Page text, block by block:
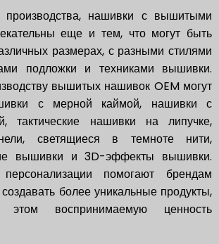
нашивки с вышитыми
еще и тем, что могут быть
размерах, с разными стилями
подложки и техниками вышивки.
вышитых нашивок OEM могут
с мерной каймой, нашивки с
тактические нашивки на липучке,
светящиеся в темноте нити,
вышивки и 3D-эффекты вышивки.
помогают брендам
более уникальные продукты,
воспринимаемую ценность